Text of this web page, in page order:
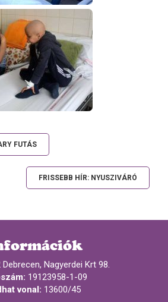
FUTÁS
FRISSEBB HÍR: NYUSZIVÁRÓ
Debrecen, Nagyerdei Krt 98.
19123958-1-09
vonal: 13600/45